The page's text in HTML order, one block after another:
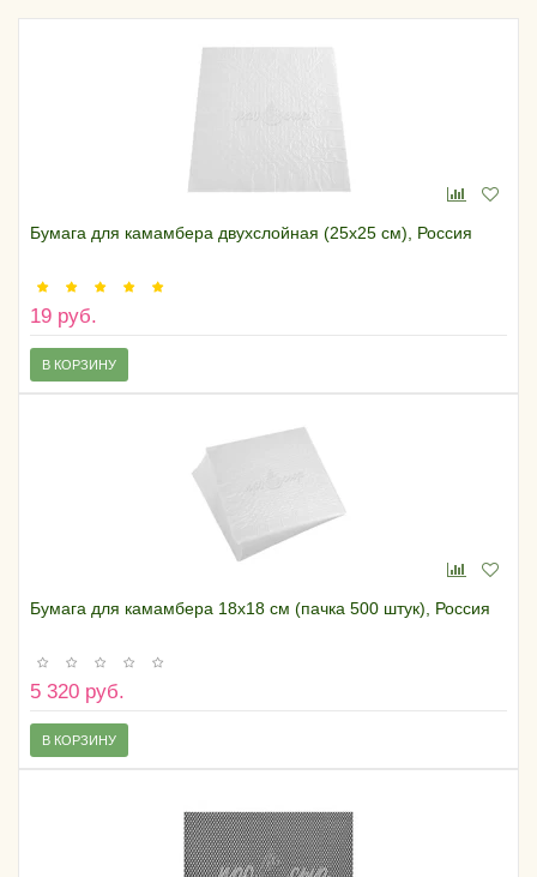
Бумага для камамбера двухслойная (25х25 см), Россия
19 руб.
В КОРЗИНУ
Бумага для камамбера 18х18 см (пачка 500 штук), Россия
5 320 руб.
В КОРЗИНУ